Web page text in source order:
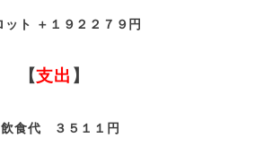
ット ＋１９２２７９円
【支出 】
飲食代 ３５１１円